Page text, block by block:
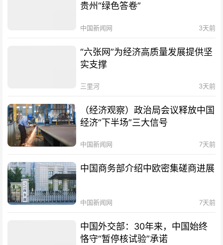
贵州“绿色答卷”
中国新闻网 3天前
“六张网”为经济高质量发展提供坚
实支撑
三里河 3天前
（经济观察）政治局会议释放中国
经济“下半场”三大信号
中国新闻网 7天前
中国商务部介绍中欧密集磋商进展
中国新闻网 7天前
中国外交部：30年来，中国始终
恪守“暂停核试验”承诺